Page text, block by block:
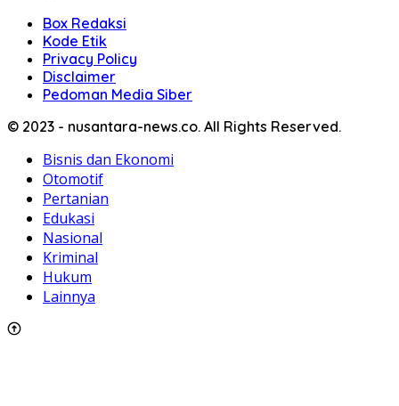
Box Redaksi
Kode Etik
Privacy Policy
Disclaimer
Pedoman Media Siber
© 2023 - nusantara-news.co. All Rights Reserved.
Bisnis dan Ekonomi
Otomotif
Pertanian
Edukasi
Nasional
Kriminal
Hukum
Lainnya